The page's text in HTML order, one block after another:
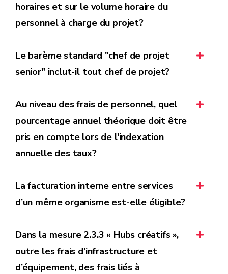
horaires et sur le volume horaire du
personnel à charge du projet?
Le barème standard "chef de projet
senior" inclut-il tout chef de projet?
Au niveau des frais de personnel, quel
pourcentage annuel théorique doit être
pris en compte lors de l'indexation
annuelle des taux?
La facturation interne entre services
d’un même organisme est-elle éligible?
Dans la mesure 2.3.3 « Hubs créatifs »,
outre les frais d’infrastructure et
d’équipement, des frais liés à